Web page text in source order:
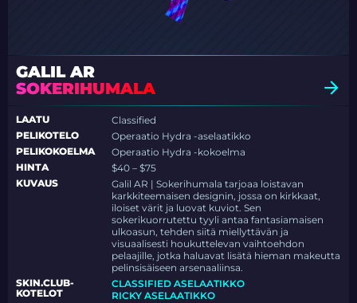
GALIL AR
SOKERIHUMALA
LAATU
Classified
PELIKOTELO
Operaatio Hydra -aselaatikko
PELIKOKOELMA
Operaatio Hydra -kokoelma
HINTA
$40 – $75
KUVAUS
Galil AR | Sokerihumala tarjoaa loistavan
karkkiteemaisen designin, jossa on kirkkaat,
iloiset värit ja luovat kuviot. Sen
sokerikuorrutettu tyyli antaa fantasiamaisen
ulkoasun, tehden siitä miellyttävän ja
visuaalisesti houkuttelevan vaihtoehdon
pelaajille, jotka haluavat lisätä hieman makeutta
pelinsisäiseen arsenaaliinsa.
SKIN.CLUB-
KOTELOT
CLASSIFIED ASELAATIKKO
RICKY ASELAATIKKO